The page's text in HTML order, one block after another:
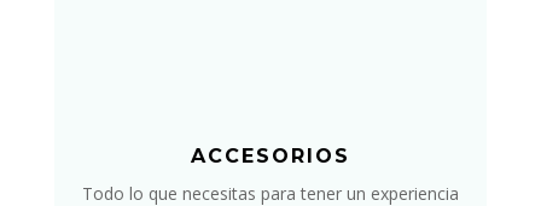
ACCESORIOS
Todo lo que necesitas para tener un experiencia